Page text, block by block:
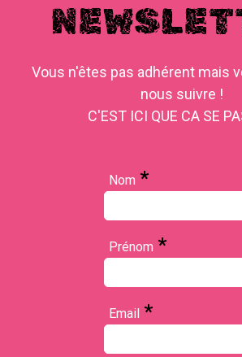
Vous n'êtes pas adhérent mais
nous suivre !
C'EST ICI QUE CA SE
Nom *
Prénom *
Email *